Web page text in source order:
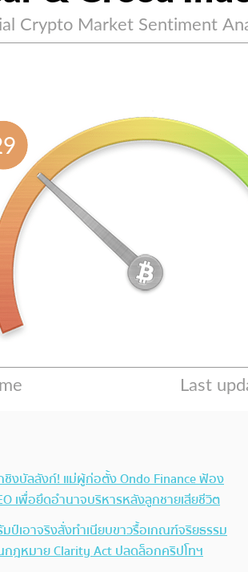
งบัลลังก์! แม่ผู้ก่อตั้ง Ondo Finance ฟ้อง
เพื่อยึดอำนาจบริหารหลังลูกชายเสียชีวิต
ป์เอาจริง สั่งทำเนียบขาวรื้อเกณฑ์จริยธรรม
ฎหมาย Clarity Act ปลดล็อกคริปโทฯ